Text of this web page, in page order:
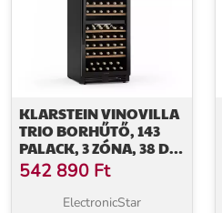
KLARSTEIN VINOVILLA
TRIO BORHŰTŐ, 143
PALACK, 3 ZÓNA, 38 DB,
12 POLC,
KOMPRESSZOR, 413
542 890 Ft
ElectronicStar